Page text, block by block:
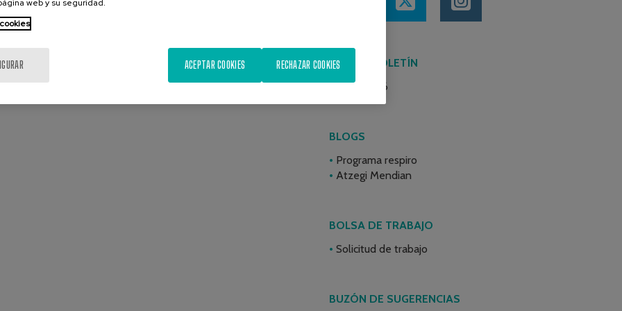
ÚLTIMO BOLETÍN
Junio 2026
BLOGS
Programa respiro
Atzegi Mendian
BOLSA DE TRABAJO
Solicitud de trabajo
BUZÓN DE SUGERENCIAS
web y su seguridad.
RECHAZAR COOKIES
ACEPTAR COOKIES